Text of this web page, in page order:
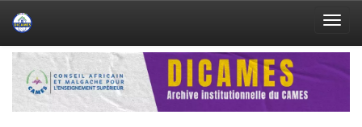
Skip
navigation